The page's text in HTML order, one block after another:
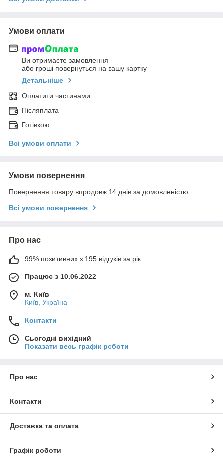
Умови оплати
Ви отримаєте замовлення
або гроші повернуться на вашу картку
Детальніше
Оплатити частинами
Післяплата
Готівкою
Всі умови оплати
Умови повернення
Повернення товару впродовж 14 днів за домовленістю
Всі умови повернення
Про нас
99% позитивних з 195 відгуків за рік
Працює з 10.06.2022
м. Київ
Київ, Україна
Контакти
Сьогодні вихідний
Показати весь графік роботи
Про нас
Контакти
Доставка та оплата
Графік роботи